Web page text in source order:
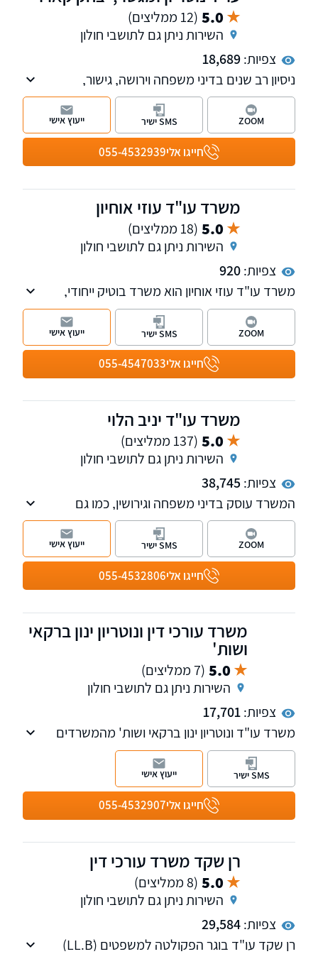
5.0 (12 ממליצים)
השירות ניתן גם לתושבי חולון
צפיות:18,689
ניסיון רב שנים בדיני משפחה וירושה, גישור,
מקרקעין, משפט אזרחי-מסחרי וחדלות פירעון. מתן
פתרונות מקצועיים ואסטרטגיים המותאמים אישית
לכל לקוח תוך ליווי צמוד לאורך כל ההליך
המשפטי. סניפים בתל-אביב ובבאר-שבע, שירות
בכל רחבי הארץ.
חייגו אלי055-4532939
ZOOM SMS ישיר ייעוץ אישי
משרד עו"ד עוזי אוחיון
5.0 (18 ממליצים)
השירות ניתן גם לתושבי חולון
צפיות:920
משרד עו"ד עוזי אוחיון הוא משרד בוטיק ייחודי,
העוסק, בין היתר, בהליכי חדלות פירעון ובתחום
ההוצאה לפועל. המשרד מחויב לספק ללקוחותיו
שירות אישי ומקצועי, עם ליווי צמוד בכל שלב - החל
מהייעוץ הראשוני ועד להשגת התוצאה הטובה
ביותר.
חייגו אלי055-4547033
ZOOM SMS ישיר ייעוץ אישי
משרד עו"ד יניב הלוי
5.0 (137 ממליצים)
השירות ניתן גם לתושבי חולון
צפיות:38,745
המשרד עוסק בדיני משפחה וגירושין, כמו גם
בחדלות פירעון-פשיטת רגל. המשרד יצר תקדימים
משפטיים בתחום המשפחה והמשמורת
חייגו אלי055-4532806
ZOOM SMS ישיר ייעוץ אישי
משרד עורכי דין ונוטריון ינון ברקאי
ושות'
5.0 (7 ממליצים)
השירות ניתן גם לתושבי חולון
צפיות:17,701
משרד עו"ד ונוטריון ינון ברקאי ושות' מהמשרדים
המובילים בתחומו. משרדנו עוסק במשפט
אזרחי-מסחרי-מקרקעין, כולל ייצוג חברות, מוסדות
ולקוחות פרטיים.
משרדנו ממוקם במגדלי ב.ס.ר סיטי בפתח תקווה
ונותן את שירותיו בכל חלקי הארץ. נשמח לראותכם
חייגו אלי055-4532907
SMS ישיר ייעוץ אישי
רן שקד משרד עורכי דין
5.0 (8 ממליצים)
השירות ניתן גם לתושבי חולון
צפיות:29,584
רן שקד עו"ד בוגר הפקולטה למשפטים (LL.Bׂ)